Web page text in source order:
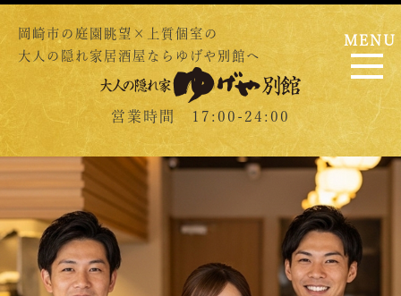
岡崎市の庭園眺望×上質個室の
大人の隠れ家居酒屋ならゆげや別館へ
営業時間 17:00-24:00
MENU